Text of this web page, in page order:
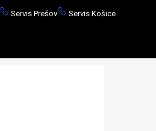
Servis Prešov Servis Košice